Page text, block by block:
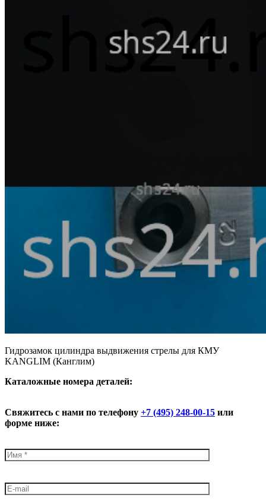
Гидрозамок цилиндра выдвижения стрелы для КМУ
KANGLIM (Канглим)
Каталожные номера деталей:
Свяжитесь с нами по телефону +7 (495) 248-00-15 или
форме ниже: